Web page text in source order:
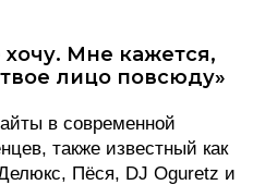
Мне кажется,
лицо повсюду»
в современной
также известный как
Пёся, DJ Oguretz и
И